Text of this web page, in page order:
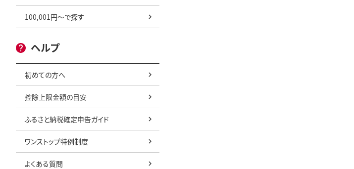
100,001円～で探す
ヘルプ
初めての方へ
控除上限金額の目安
ふるさと納税確定申告ガイド
ワンストップ特例制度
よくある質問